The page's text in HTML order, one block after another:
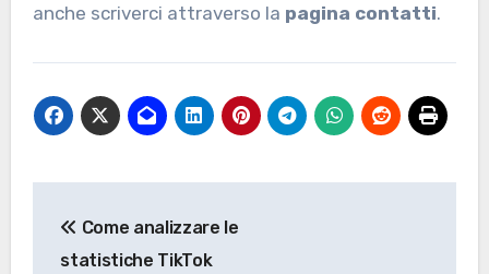
anche scriverci attraverso la pagina contatti.
articoli
Come analizzare le
statistiche TikTok